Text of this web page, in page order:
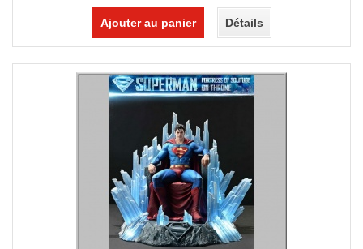
Ajouter au panier Détails